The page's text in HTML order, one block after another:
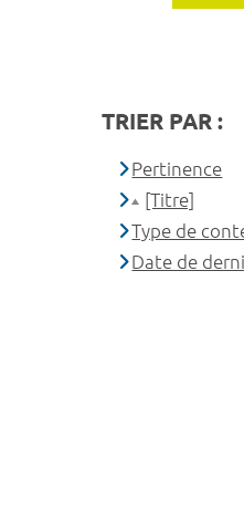
TRIER PAR :
Pertinence
[Titre]
Type de
Date de